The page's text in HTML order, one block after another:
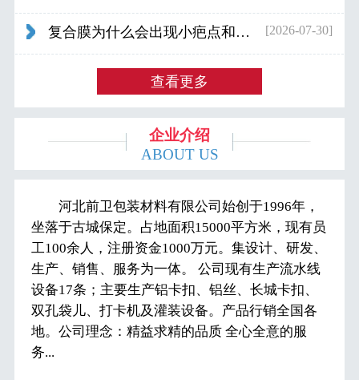
复合膜为什么会出现小疤点和波浪纹... [2026-07-30]
查看更多
企业介绍
ABOUT US
河北前卫包装材料有限公司始创于1996年，
坐落于古城保定。占地面积15000平方米，现有员
工100余人，注册资金1000万元。集设计、研发、
生产、销售、服务为一体。 公司现有生产流水线
设备17条；主要生产铝卡扣、铝丝、长城卡扣、
双孔袋儿、打卡机及灌装设备。产品行销全国各
地。公司理念：精益求精的品质 全心全意的服
务...